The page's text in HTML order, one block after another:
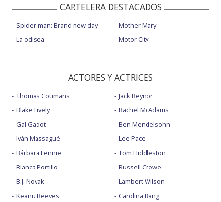
CARTELERA DESTACADOS
Spider-man: Brand new day
La odisea
Mother Mary
Motor City
ACTORES Y ACTRICES
Thomas Coumans
Blake Lively
Gal Gadot
Iván Massagué
Bárbara Lennie
Blanca Portillo
B.J. Novak
Keanu Reeves
Jack Reynor
Rachel McAdams
Ben Mendelsohn
Lee Pace
Tom Hiddleston
Russell Crowe
Lambert Wilson
Carolina Bang